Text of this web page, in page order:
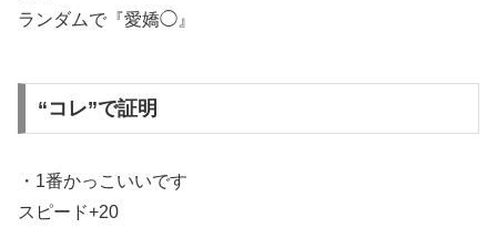
ランダムで『愛嬌◯』
“コレ”で証明
・1番かっこいいです
スピード+20